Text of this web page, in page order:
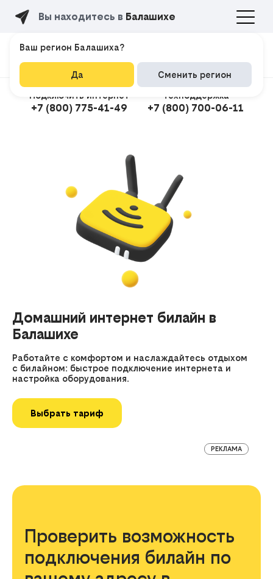
Вы находитесь в Балашихе
Подключить интернет
+7 (800) 775-41-49
Техподдержка
+7 (800) 700-06-11
Домашний интернет билайн в
Балашихе
Работайте с комфортом и наслаждайтесь отдыхом
с билайном: быстрое подключение интернета и
настройка оборудования.
Выбрать тариф
РЕКЛАМА
Проверить возможность
подключения билайн по
Ваш регион Балашиха?
Да Сменить регион